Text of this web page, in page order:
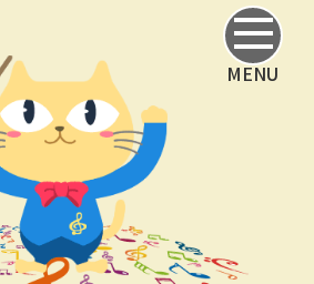
MENU